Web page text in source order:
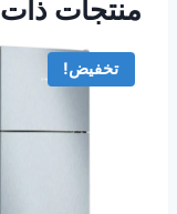
منتجات
تخفيض!